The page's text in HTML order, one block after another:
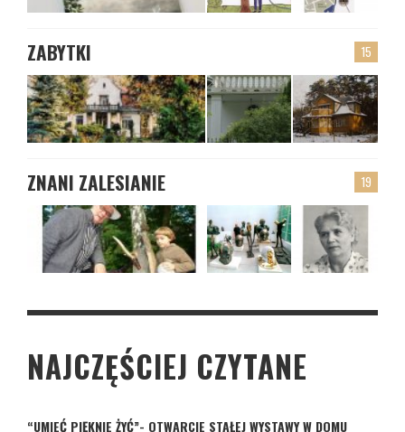
15
ZABYTKI
19
ZNANI ZALESIANIE
NAJCZĘŚCIEJ CZYTANE
“UMIEĆ PIĘKNIE ŻYĆ”- OTWARCIE STAŁEJ WYSTAWY W DOMU